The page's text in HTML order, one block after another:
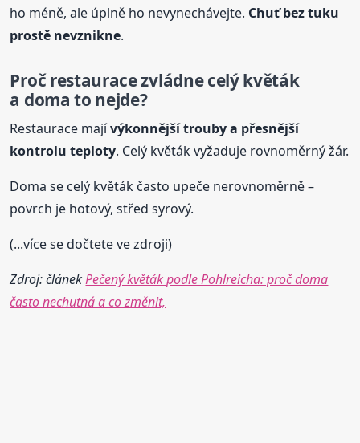
ho méně, ale úplně ho nevynechávejte. Chuť bez tuku
prostě nevznikne.
Proč restaurace zvládne celý květák
a doma to nejde?
Restaurace majívýkonnější trouby a přesnější
kontrolu teploty. Celý květák vyžaduje rovnoměrný žár.
Doma se celý květák často upeče nerovnoměrně –
povrch je hotový, střed syrový.
(...více se dočtete ve zdroji)
Zdroj: článekPečený květák podle Pohlreicha: proč doma
často nechutná a co změnit,